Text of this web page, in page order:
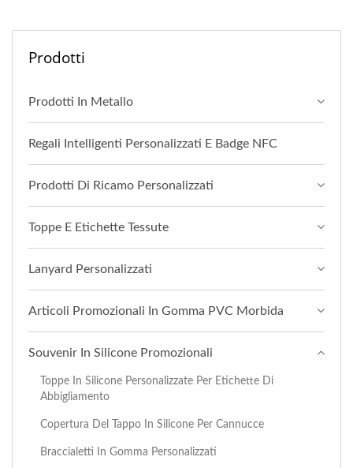
Prodotti
Prodotti In Metallo
Regali Intelligenti Personalizzati E Badge NFC
Prodotti Di Ricamo Personalizzati
Toppe E Etichette Tessute
Lanyard Personalizzati
Articoli Promozionali In Gomma PVC Morbida
Souvenir In Silicone Promozionali
Toppe In Silicone Personalizzate Per Etichette Di
Abbigliamento
Copertura Del Tappo In Silicone Per Cannucce
Braccialetti In Gomma Personalizzati